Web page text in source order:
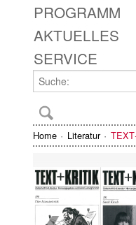
PROGRAMM
AKTUELLES
SERVICE
Home Literatur